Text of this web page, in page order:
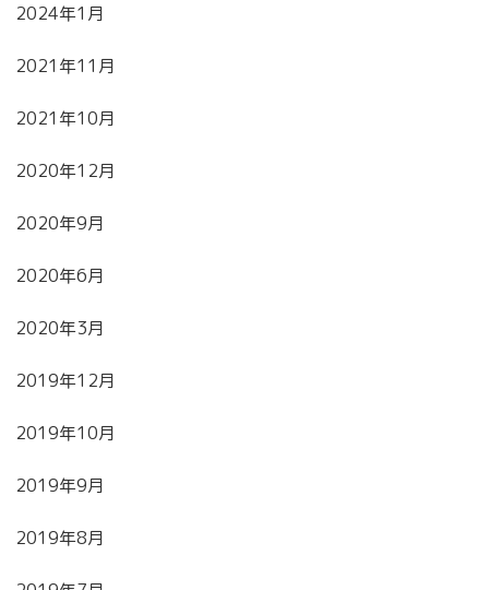
2024年1月
2021年11月
2021年10月
2020年12月
2020年9月
2020年6月
2020年3月
2019年12月
2019年10月
2019年9月
2019年8月